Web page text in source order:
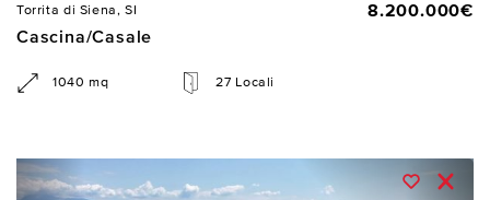
Torrita di Siena, SI
8.200.000€
Cascina/Casale
1040 mq 27 Locali